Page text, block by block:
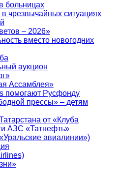
больницах
чрезвычайных ситуациях
– 2026»
вместо новогодних
аукцион
Ассамблея»
помогают Русфонду
прессы» – детям
от «Клуба
АЗС «Татнефть»
авиалинии»)